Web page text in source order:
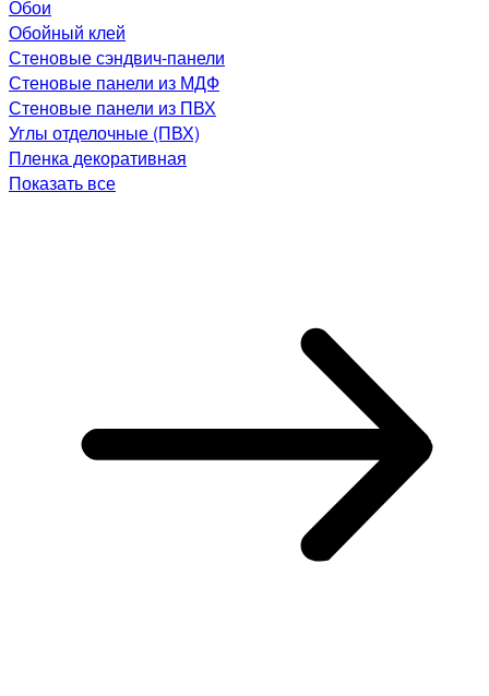
Обои
Обойный клей
Стеновые сэндвич-панели
Стеновые панели из МДФ
Стеновые панели из ПВХ
Углы отделочные (ПВХ)
Пленка декоративная
Показать все